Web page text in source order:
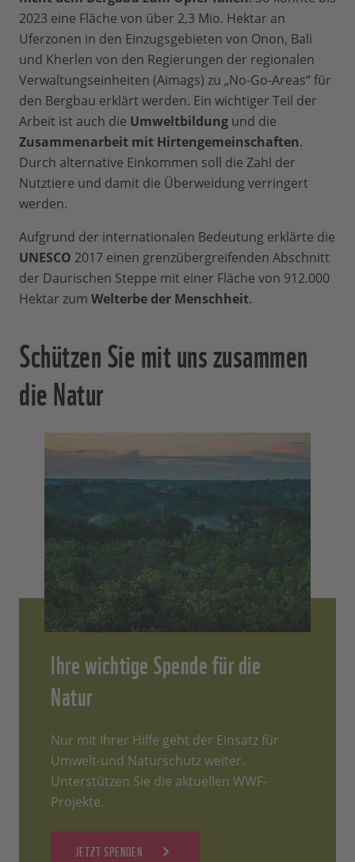
2023 eine Fläche von über 2,3 Mio. Hektar an
Uferzonen in den Einzugsgebieten von Onon, Bali
und Kherlen von den Regierungen der regionalen
Verwaltungseinheiten (Aimags) zu „No-Go-Areas“ für
den Bergbau erklärt werden. Ein wichtiger Teil der
Arbeit ist auch die Umweltbildung und die
Zusammenarbeit mit Hirtengemeinschaften.
Durch alternative Einkommen soll die Zahl der
Nutztiere und damit die Überweidung verringert
werden.
Aufgrund der internationalen Bedeutung erklärte die
UNESCO 2017 einen grenzübergreifenden Abschnitt
der Daurischen Steppe mit einer Fläche von 912.000
Hektar zum Welterbe der Menschheit.
Schützen Sie mit uns zusammen
die Natur
Ihre wichtige Spende für die
Natur
Nur mit Ihrer Hilfe geht der Einsatz für
Umwelt-und Naturschutz weiter.
Unterstützen Sie die aktuellen WWF-
Projekte.
JETZT SPENDEN